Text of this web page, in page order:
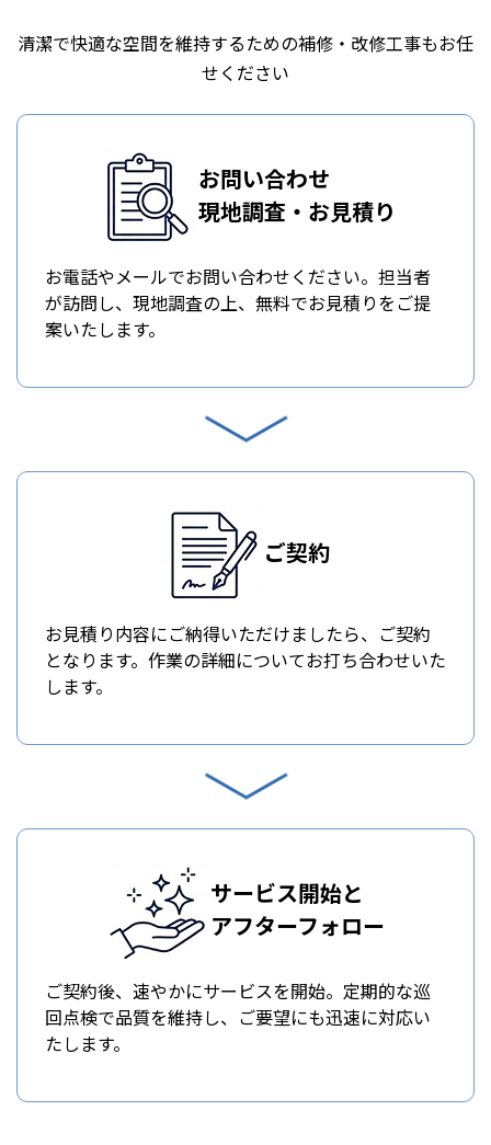
清潔で快適な空間を維持するための補修・改修工事もお任
せください
お問い合わせ
現地調査・お見積り
お電話やメールでお問い合わせください。担当者
が訪問し、現地調査の上、無料でお見積りをご提
案いたします。
ご契約
お見積り内容にご納得いただけましたら、ご契約
となります。作業の詳細についてお打ち合わせいた
します。
サービス開始と
アフターフォロー
ご契約後、速やかにサービスを開始。定期的な巡
回点検で品質を維持し、ご要望にも迅速に対応い
たします。